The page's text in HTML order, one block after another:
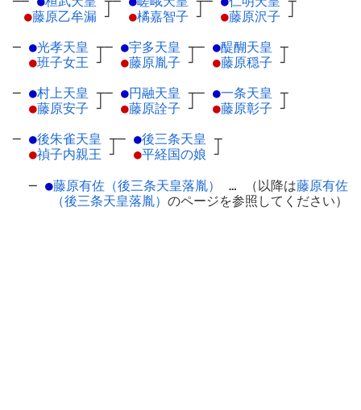
●藤原乙牟漏 ┘
●橘嘉智子 ┘
●藤原沢子 ┘
─ ●光孝天皇 ┬
●班子女王 ┘
─ ●宇多天皇 ┬
●藤原胤子 ┘
─ ●醍醐天皇 ┬
●藤原穏子 ┘
─ ●村上天皇 ┬
●藤原安子 ┘
─ ●円融天皇 ┬
●藤原詮子 ┘
─ ●一条天皇 ┬
●藤原彰子 ┘
─ ●後朱雀天皇 ┬
●禎子内親王 ┘
─ ●後三条天皇 ┬
●平経国の娘 ┘
─ ●藤原有佐（後三条天皇落胤） … （以降は藤原有佐
（後三条天皇落胤） のページを参照してください）